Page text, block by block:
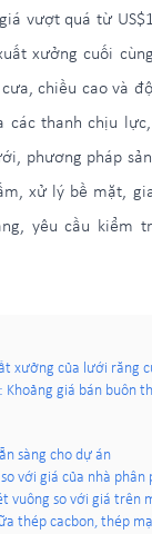
vượt quá từ
xưởng cuối
chiều cao và
các thanh chịu
phương pháp
xử lý bề mặt,
yêu cầu kiểm
xưởng của lưới răng
giá bán buôn
sàng cho dự án
với giá của nhà phân
vuông so với giá trên
thép cacbon, thép